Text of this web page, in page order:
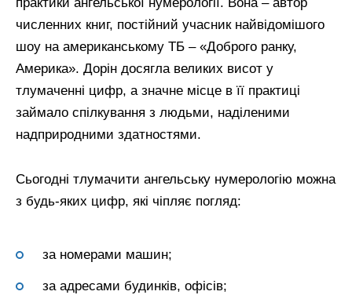
численних книг, постійний учасник найвідомішого
шоу на американському ТБ – «Доброго ранку,
Америка». Дорін досягла великих висот у
тлумаченні цифр, а значне місце в її практиці
займало спілкування з людьми, наділеними
надприродними здатностями.
Сьогодні тлумачити ангельську нумерологію можна
з будь-яких цифр, які чіпляє погляд:
за номерами машин;
за адресами будинків, офісів;